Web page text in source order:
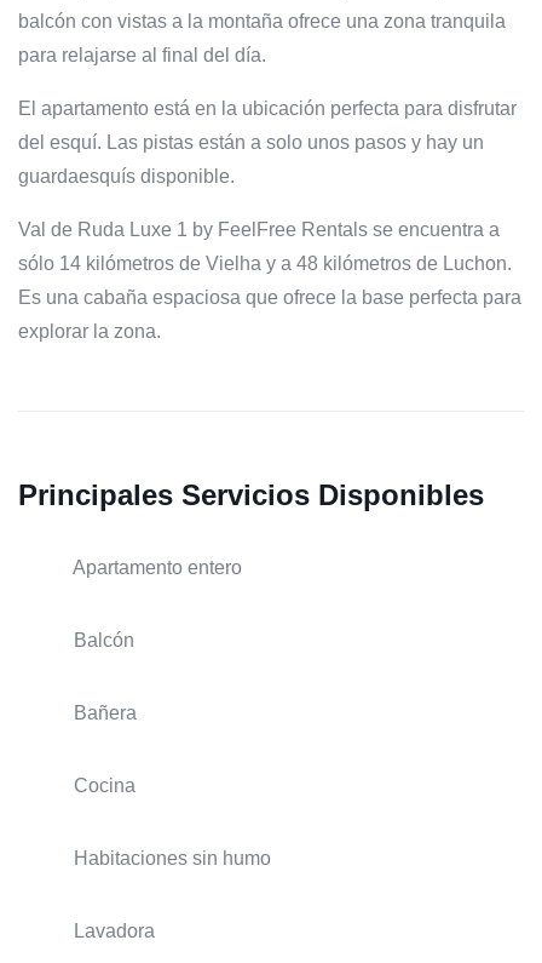
balcón con vistas a la montaña ofrece una zona tranquila
para relajarse al final del día.
El apartamento está en la ubicación perfecta para disfrutar
del esquí. Las pistas están a solo unos pasos y hay un
guardaesquís disponible.
Val de Ruda Luxe 1 by FeelFree Rentals se encuentra a
sólo 14 kilómetros de Vielha y a 48 kilómetros de Luchon.
Es una cabaña espaciosa que ofrece la base perfecta para
explorar la zona.
Principales Servicios Disponibles
Apartamento entero
Balcón
Bañera
Cocina
Habitaciones sin humo
Lavadora